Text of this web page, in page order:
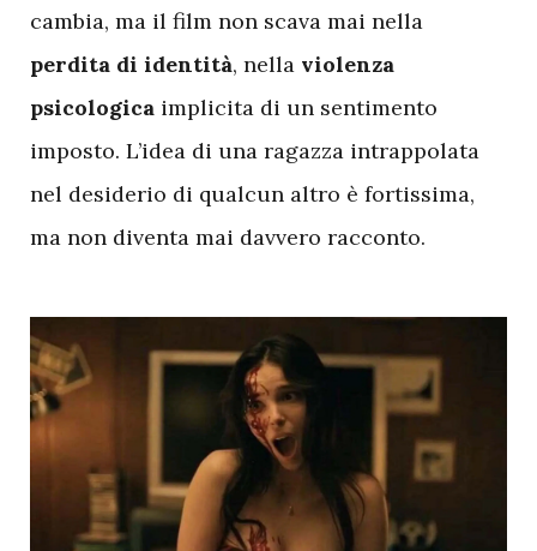
cambia, ma il film non scava mai nella
perdita di identità, nella violenza
psicologica implicita di un sentimento
imposto. L’idea di una ragazza intrappolata
nel desiderio di qualcun altro è fortissima,
ma non diventa mai davvero racconto.